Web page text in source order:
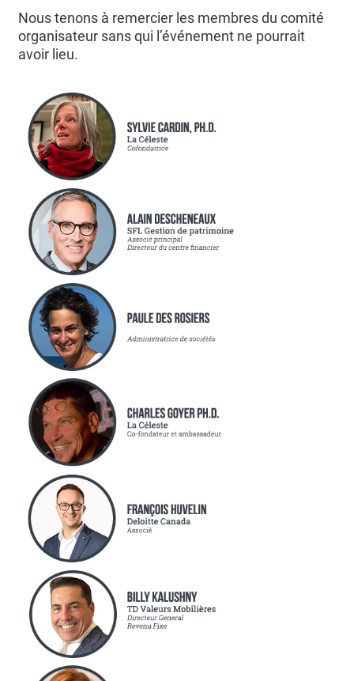
Nous tenons à remercier les membres du comité
organisateur sans qui l’événement ne pourrait
avoir lieu.